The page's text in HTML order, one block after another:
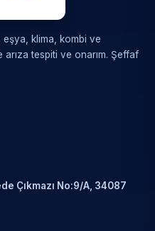
eşya, klima, kombi ve
tespiti ve onarım. Şeffaf
Çıkmazı No:9/A, 34087